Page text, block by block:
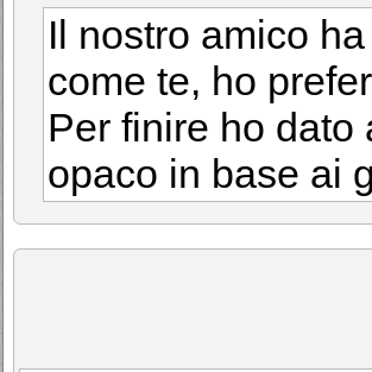
Il nostro amico
come te, ho
Per finire ho
opaco in base ai